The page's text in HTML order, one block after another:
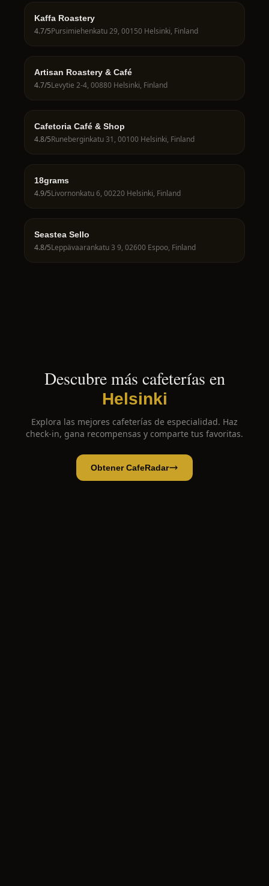
Kaffa Roastery
4.7/5Pursimiehenkatu 29, 00150 Helsinki, Finland
Artisan Roastery & Café
4.7/5Levytie 2-4, 00880 Helsinki, Finland
Cafetoria Café & Shop
4.8/5Runeberginkatu 31, 00100 Helsinki, Finland
18grams
4.9/5Livornonkatu 6, 00220 Helsinki, Finland
Seastea Sello
4.8/5Leppävaarankatu 3 9, 02600 Espoo, Finland
Descubre más cafeterías en
Helsinki
Explora las mejores cafeterías de especialidad. Haz
check-in, gana recompensas y comparte tus favoritas.
Obtener CafeRadar